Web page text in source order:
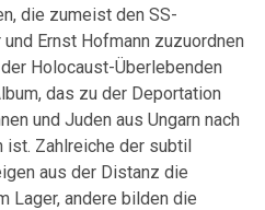
die zumeist den SS-
Ernst Hofmann zuzuordnen
Holocaust-Überlebenden
das zu der Deportation
und Juden aus Ungarn nach
ist. Zahlreiche der subtil
aus der Distanz die
Lager, andere bilden die